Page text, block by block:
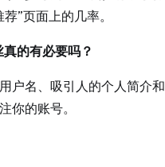
”页面上的几率。
的有必要吗？
户名、吸引人的个人简介
你的账号。